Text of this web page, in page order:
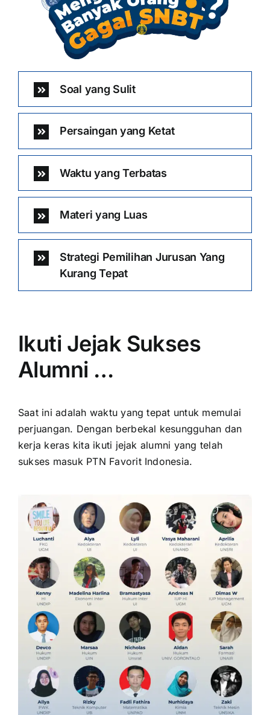
Soal yang Sulit
Persaingan yang Ketat
Waktu yang Terbatas
Materi yang Luas
Strategi Pemilihan Jurusan Yang
Kurang Tepat
Ikuti Jejak Sukses
Alumni …
Saat ini adalah waktu yang tepat untuk memulai
perjuangan. Dengan berbekal kesungguhan dan
kerja keras kita ikuti jejak alumni yang telah
sukses masuk PTN Favorit Indonesia.